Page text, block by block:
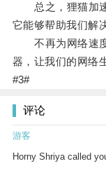
总之，狸猫加速
它能够帮助我们解
不再为网络速度
器，让我们的网络
#3#
评论
游客
Horny Shriya called